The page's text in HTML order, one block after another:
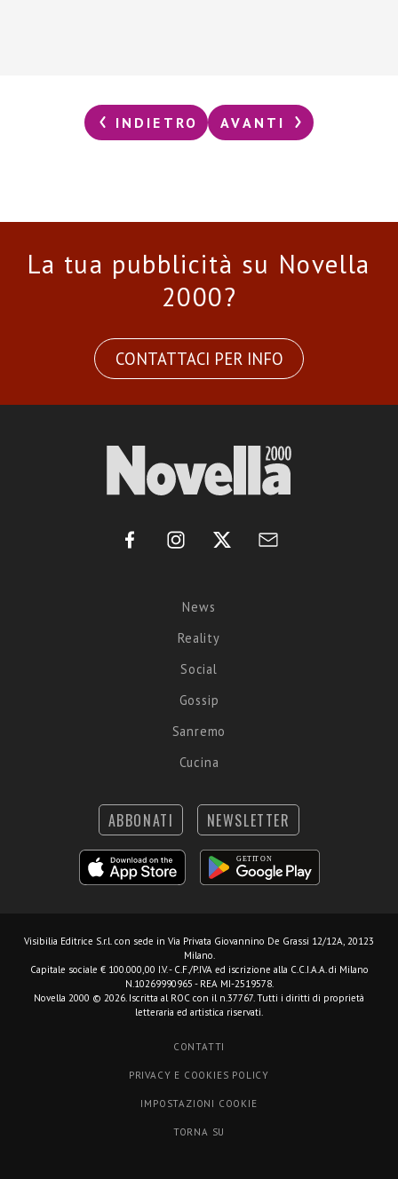
INDIETRO AVANTI
La tua pubblicità su Novella
2000?
CONTATTACI PER INFO
News
Reality
Social
Gossip
Sanremo
Cucina
ABBONATI NEWSLETTER
Visibilia Editrice S.r.l. con sede in Via Privata Giovannino De Grassi 12/12A, 20123
Milano.
Capitale sociale € 100.000,00 I.V. - C.F./P.IVA ed iscrizione alla C.C.I.A.A. di Milano
N.10269990965 - REA MI-2519578.
Novella 2000 © 2026. Iscritta al ROC con il n.37767. Tutti i diritti di proprietà
letteraria ed artistica riservati.
CONTATTI
PRIVACY E COOKIES POLICY
IMPOSTAZIONI COOKIE
TORNA SU